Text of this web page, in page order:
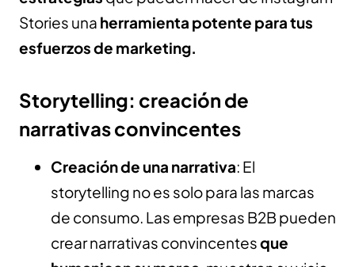
Stories una herramienta potente para tus
esfuerzos de marketing.
Storytelling: creación de
narrativas convincentes
Creación de una narrativa: El
storytelling no es solo para las marcas
de consumo. Las empresas B2B pueden
crear narrativas convincentesque